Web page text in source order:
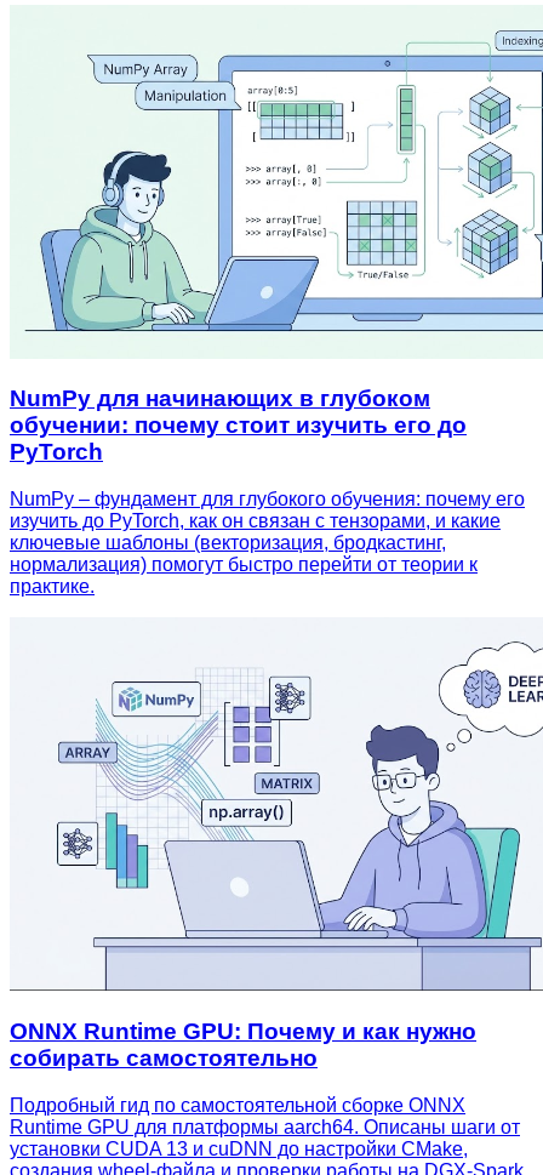
NumPy для начинающих в глубоком
обучении: почему стоит изучить его до
PyTorch
NumPy – фундамент для глубокого обучения: почему его
изучить до PyTorch, как он связан с тензорами, и какие
ключевые шаблоны (векторизация, бродкастинг,
нормализация) помогут быстро перейти от теории к
практике.
ONNX Runtime GPU: Почему и как нужно
собирать самостоятельно
Подробный гид по самостоятельной сборке ONNX
Runtime GPU для платформы aarch64. Описаны шаги от
установки CUDA 13 и cuDNN до настройки CMake,
создания wheel‑файла и проверки работы на DGX‑Spark,